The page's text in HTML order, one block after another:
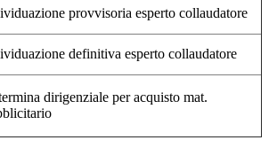
provvisoria esperto collaudatore
definitiva esperto collaudatore
dirigenziale per acquisto mat.